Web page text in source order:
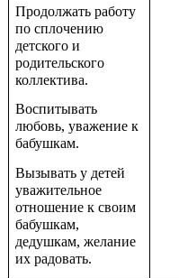
Продолжать работу
по сплочению
детского и
родительского
коллектива.
Воспитывать
любовь, уважение к
бабушкам.
Вызывать у детей
уважительное
отношение к своим
бабушкам,
дедушкам, желание
их радовать.